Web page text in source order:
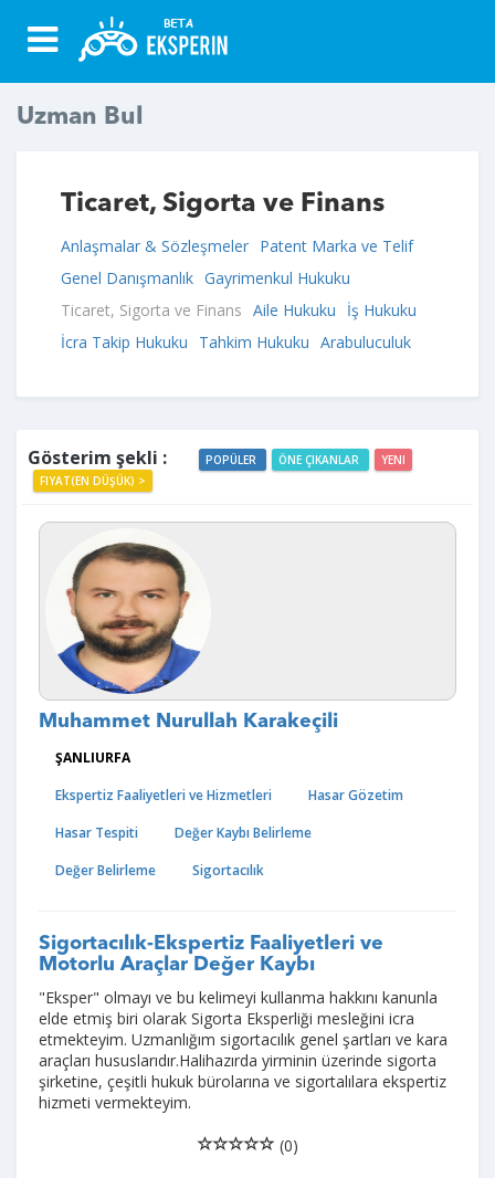
Uzman Bul
Ticaret, Sigorta ve Finans
Anlaşmalar & Sözleşmeler Patent Marka ve Telif
Genel Danışmanlık Gayrimenkul Hukuku
Ticaret, Sigorta ve Finans Aile Hukuku
İş Hukuku
İcra Takip Hukuku
Tahkim Hukuku Arabuluculuk
Gösterim şekli : POPÜLER ÖNE ÇIKANLAR
YENI
FIYAT(EN DÜŞÜK) >
Muhammet Nurullah Karakeçili
ŞANLIURFA
Ekspertiz Faaliyetleri ve Hizmetleri
Hasar Gözetim
Hasar Tespiti
Değer Kaybı Belirleme
Değer Belirleme
Sigortacılık
Sigortacılık-Ekspertiz Faaliyetleri ve
Motorlu Araçlar Değer Kaybı
"Eksper" olmayı ve bu kelimeyi kullanma hakkını kanunla
elde etmiş biri olarak Sigorta Eksperliği mesleğini icra
etmekteyim. Uzmanlığım sigortacılık genel şartları ve kara
araçları hususlarıdır.Halihazırda yirminin üzerinde sigorta
şirketine, çeşitli hukuk bürolarına ve sigortalılara ekspertiz
hizmeti vermekteyim.
(0)